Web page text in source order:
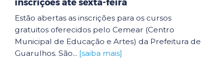
inscrições até sexta-feira
Estão abertas as inscrições para os cursos
gratuitos oferecidos pelo Cemear (Centro
Municipal de Educação e Artes) da Prefeitura de
Guarulhos. São... [saiba mais]